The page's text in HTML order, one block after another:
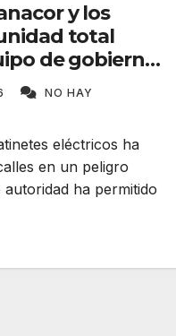
y los
total
de gobierno
NO HAY
eléctricos ha
en un peligro
ha permitido